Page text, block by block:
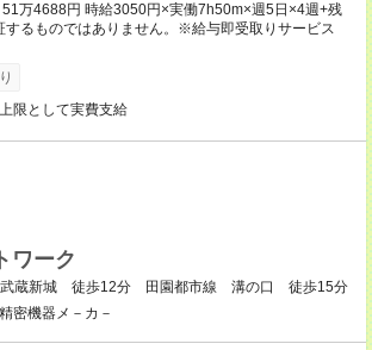
万4688円 時給3050円×実働7h50m×週5日×4週+残
るものではありません。※給与即受取りサービス
限として実費支給
ワーク
蔵新城 徒歩12分 田園都市線 溝の口 徒歩15分
密機器メ－カ－